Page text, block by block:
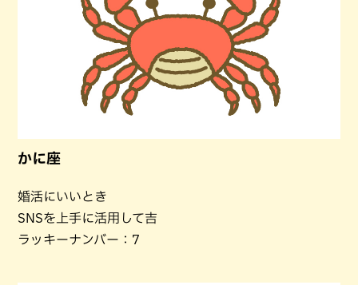
かに座
婚活にいいとき
SNSを上手に活用して吉
ラッキーナンバー：7